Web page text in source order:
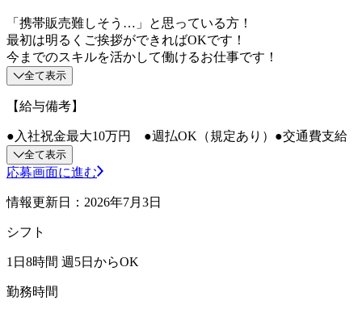
「携帯販売難しそう…」と思っている方！
最初は明るくご挨拶ができればOKです！
今までのスキルを活かして働けるお仕事です！
全て表示
【給与備考】
●入社祝金最大10万円 ●週払OK（規定あり）●交通費支給
全て表示
応募画面に進む
情報更新日：2026年7月3日
シフト
1日8時間 週5日からOK
勤務時間